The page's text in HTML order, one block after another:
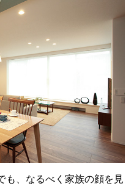
も、なるべく家族の顔を見